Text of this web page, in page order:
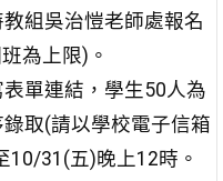
組吳治愷老師處報名
為上限)。
單連結，學生50人為
取(請以學校電子信箱
10/31(五)晚上12時。